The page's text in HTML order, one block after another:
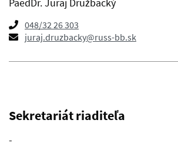
048/32 26 303
juraj.druzbacky@russ-bb.sk
Sekretariát riaditeľa
-